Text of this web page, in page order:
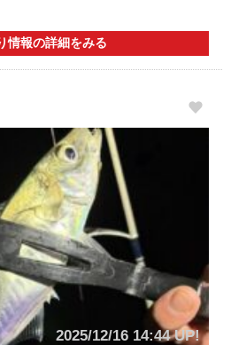
情報の詳細をみる
2025/12/16 14:44 UP!